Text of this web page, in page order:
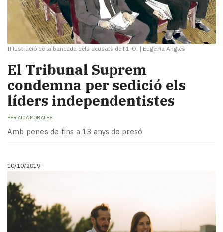
Il·lustració de la bancada dels acusats de l'1-O. | Eugènia Anglès
El Tribunal Suprem
condemna per sedició els
líders independentistes
PER AIDA MORALES
Amb penes de fins a 13 anys de presó
10/10/2019